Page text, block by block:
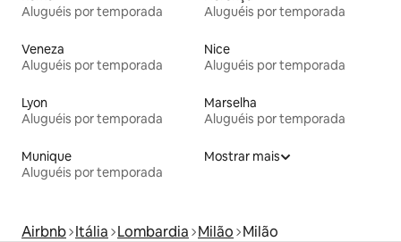
Aluguéis por temporada
Aluguéis por temporada
Veneza
Aluguéis por temporada
Nice
Aluguéis por temporada
Lyon
Aluguéis por temporada
Marselha
Aluguéis por temporada
Munique
Aluguéis por temporada
Mostrar mais
Airbnb Itália Lombardia Milão Milão